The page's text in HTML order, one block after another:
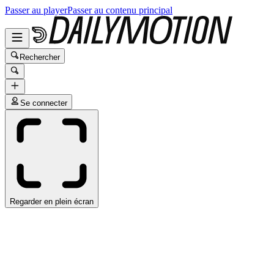
Passer au playerPasser au contenu principal
Rechercher
Se connecter
Regarder en plein écran